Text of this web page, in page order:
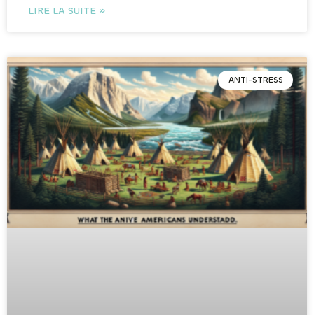
LIRE LA SUITE »
ANTI-STRESS